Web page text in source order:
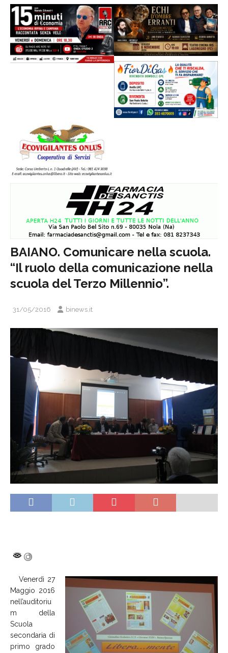
BAIANO. Comunicare nella scuola.
“Il ruolo della comunicazione nella
scuola del Terzo Millennio”.
31/05/2016 binews.it
Venerdì 27
Maggio 2016
nell’auditoriu
m della
Scuola
secondaria di
primo grado